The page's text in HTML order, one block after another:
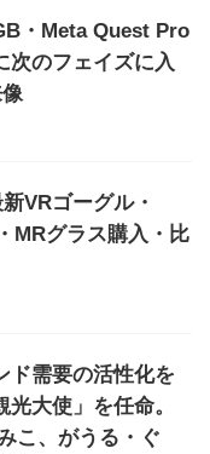
・Meta Quest Pro
次のフェイズに入
VRゴーグル・
MRグラス購入・比
ド需要の活性化を
大使」を任命。
こ、がうる・ぐ